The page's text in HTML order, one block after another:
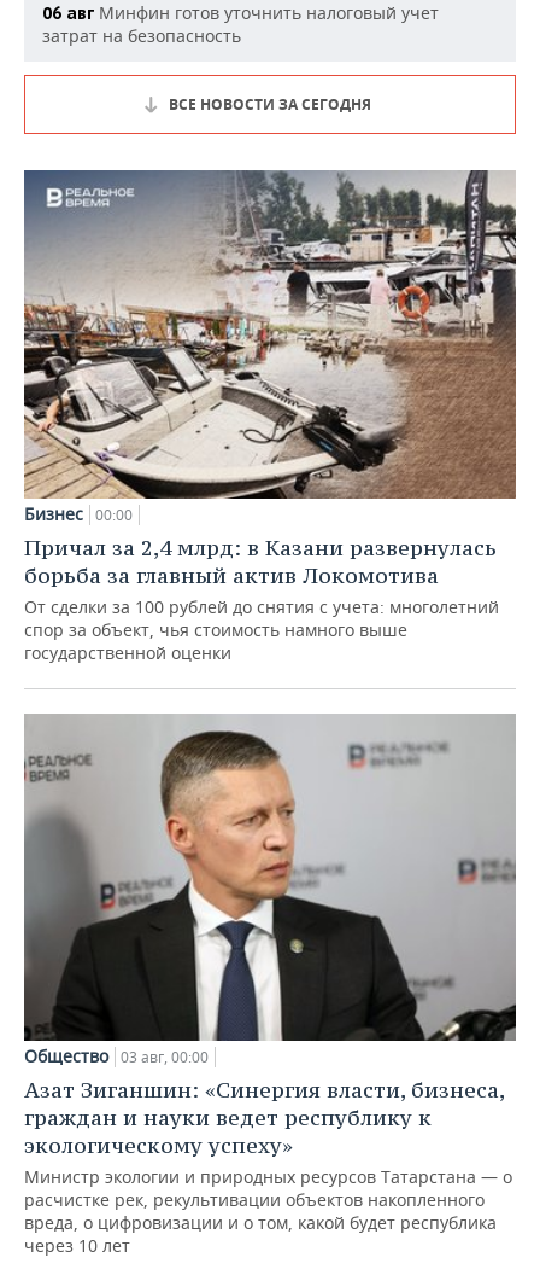
06 авг Минфин готов уточнить налоговый учет
затрат на безопасность
ВСЕ НОВОСТИ ЗА СЕГОДНЯ
Бизнес 00:00
Причал за 2,4 млрд: в Казани развернулась
борьба за главный актив Локомотива
От сделки за 100 рублей до снятия с учета: многолетний
спор за объект, чья стоимость намного выше
государственной оценки
Общество 03 авг, 00:00
Азат Зиганшин: «Синергия власти, бизнеса,
граждан и науки ведет республику к
экологическому успеху»
Министр экологии и природных ресурсов Татарстана — о
расчистке рек, рекультивации объектов накопленного
вреда, о цифровизации и о том, какой будет республика
через 10 лет